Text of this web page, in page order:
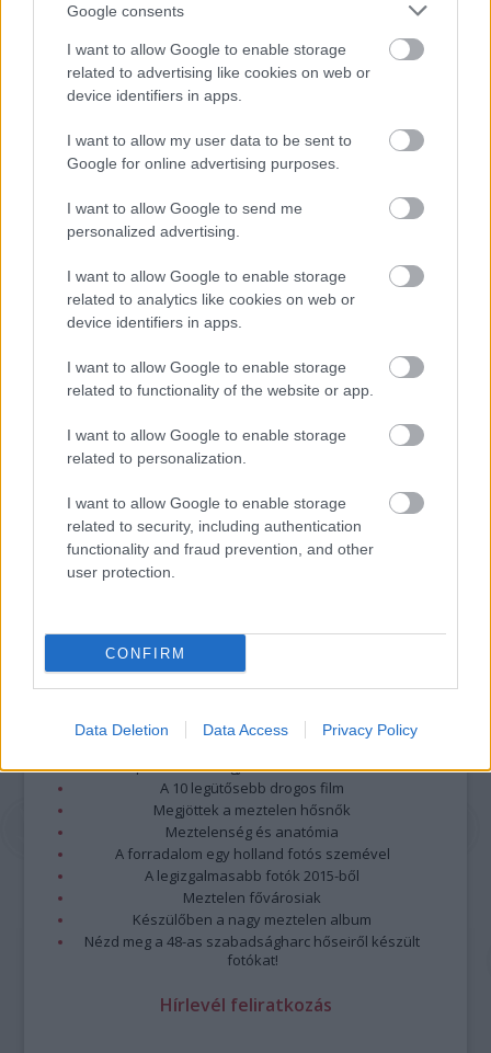
Google consents
I want to allow Google to enable storage
related to advertising like cookies on web or
device identifiers in apps.
I want to allow my user data to be sent to
Google for online advertising purposes.
I want to allow Google to send me
personalized advertising.
I want to allow Google to enable storage
related to analytics like cookies on web or
device identifiers in apps.
I want to allow Google to enable storage
related to functionality of the website or app.
I want to allow Google to enable storage
related to personalization.
I want to allow Google to enable storage
related to security, including authentication
functionality and fraud prevention, and other
user protection.
CONFIRM
Data Deletion Data Access Privacy Policy
ELSTARTOLT A MŰVÉSZETEK VÖLGYE
AZ EMBERSÉG ÜNNEPE
A bejegyzés trackback címe:
Kommentek:
A hozzászólások a vonatkozó jogszabályok
nem vállal, azokat nem ellenőrzi. Kifogás esetén forduljon a blog szerkesztőjéhez.
Részletek aFelhasználási feltételekbenés az adatvédelmi tájékoztatóban
Legolvasottabb
Megdöbbentő fotók a néptelen fővárosról
Top 10: ezek a legjobb szerelmes filmek
A 10 legütősebb drogos film
Megjöttek a meztelen hősnők
Meztelenség és anatómia
A forradalom egy holland fotós szemével
A legizgalmasabb fotók 2015-ből
Meztelen fővárosiak
Készülőben a nagy meztelen album
Nézd meg a 48-as szabadságharc hőseiről készült
fotókat!
Hírlevél feliratkozás